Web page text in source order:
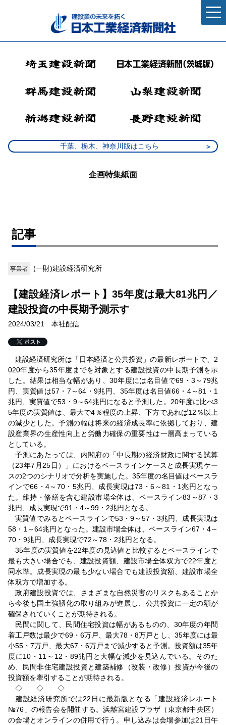
千葉、栃木、神奈川版はこちら
企画特集紙面
記事
事業者 (一財)建設経済研究所
【建設経済レポート】35年度は最大81兆円／
建設投資の中長期予測示す
2024/03/21 本社配信
建設経済研究所は「日本経済と公共投資」の最新レポートで、2
020年度から35年度までを対象とする建設投資の中長期予測を示
した。結果は相当な幅があり、30年度には名目値で69・3～79兆
円、実質値は57・7～64・9兆円、35年度は名目値66・4～81・1
兆円、実質値で53・9～64兆円になると予測した。20年度に比べ3
5年度の実質値は、最大で4％程度の上昇、下方であれば12％以上
の減少とした。予測の幅は将来の経済成長率に依拠しており、建
設産業界の生産性向上と労働力確保の重要性は一層高まっている
としている。
予測にあたっては、内閣府の「中長期の経済財政に関する試算
（23年7月25日）」におけるベースラインケースと成長実現ケー
スの2つのシナリオで分析を実施した。35年度の名目値はベースラ
インで66・4～70・5兆円、成長実現は73・6～81・1兆円となっ
た。維持・修繕を含む建設市場全体は、ベースライン83～87・3
兆円、成長実現で91・4～99・2兆円となる。
実質値でみるとベースラインで53・9～57・3兆円、成長実現は
58・1～64兆円となった。建設市場全体は、ベースライン67・4～
70・9兆円、成長実現で72～78・2兆円となる。
35年度の実質値を22年度の見込値と比較するとベースラインで
最も大きい場合でも、建設投資額、建設市場全体双方で22年度と
同水準。成長実現の最も少ない場合でも建設投資額、建設市場全
体双方で増加する。
政府建設投資では、さまざまな自然災害のリスクもあることか
ら今後も国土強靱化の取り組みが進展し、公共投資に一定の額が
確保されていくことが期待される。
民間に関して、民間住宅投資は幅があるものの、30年度の年間
着工戸数は最少で69・6万戸、最大78・8万戸とし、35年度には最
小55・7万戸、最大67・6万戸まで減少すると予測。投資額は35年
度に10・11～12・89兆円と大幅な減少を見込んでいる。そのた
め、民間非住宅建設投資と建築補修（改装・改修）投資が今後の
投資額を牽引することが期待される。
◇ ◇ ◇
建設経済研究所では22日に最新版となる「建設経済レポート
№76」の報告会を開催する。浜離宮建設プラザ（東京都中央区）
の会場とオンラインの併用で行う。申し込みは会場参加は21日午